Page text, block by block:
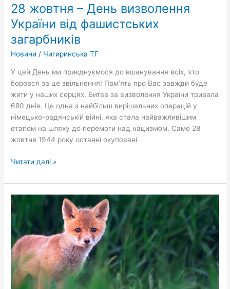
28 жовтня – День визволення
України від фашистських
загарбників
Новини / Чигиринська ТГ
У цей День ми приєднуємося до вшанування всіх, хто
боровся за це звільнення! Пам’ять про Вас завжди буде
жити у наших серцях. Битва за визволення України тривала
680 днів. Це одна з найбільш вирішальних операцій у
німецько-радянській війні, яка стала найважливішим
етапом на шляху до перемоги над нацизмом. Саме 28
жовтня 1944 року останні окуповані
–
День
визволення
України
від
загарбників
Читати далі »
Чигиринська
районна
державна
лікарня
ветеринарної
медицини
інформує